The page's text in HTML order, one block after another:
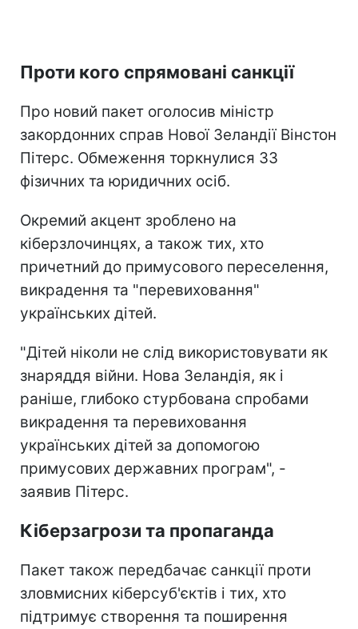
Проти кого спрямовані санкції
Про новий пакет оголосив міністр
закордонних справ Нової Зеландії Вінстон
Пітерс. Обмеження торкнулися 33
фізичних та юридичних осіб.
Окремий акцент зроблено на
кіберзлочинцях, а також тих, хто
причетний до примусового переселення,
викрадення та "перевиховання"
українських дітей.
"Дітей ніколи не слід використовувати як
знаряддя війни. Нова Зеландія, як і
раніше, глибоко стурбована спробами
викрадення та перевиховання
українських дітей за допомогою
примусових державних програм", -
заявив Пітерс.
Кіберзагрози та пропаганда
Пакет також передбачає санкції проти
зловмисних кіберсуб'єктів і тих, хто
підтримує створення та поширення